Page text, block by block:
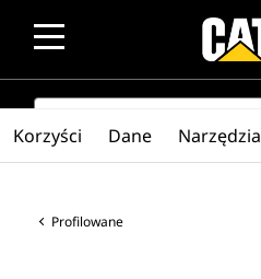
SEARCH
Profilowane
Korzyści Dane Narzędzia